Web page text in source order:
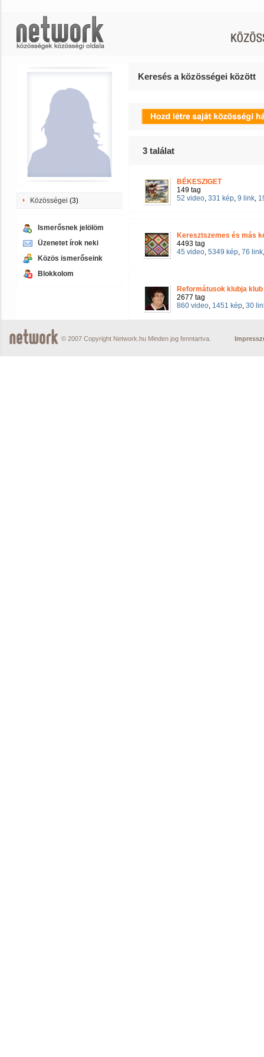
Közösségei (3)
Ismerősnek jelölöm
Üzenetet írok neki
Közös ismerőseink
Blokkolom
Keresés a közösségei között
3 találat
BÉKESZIGET
149 tag
52 video, 331 kép, 9 link,
Keresztszemes és más
4493 tag
45 video, 5349 kép, 76 link
Reformátusok klubja klub
2677 tag
860 video, 1451 kép, 30
© 2007 Copyright Network.hu Minden jog fenntartva.